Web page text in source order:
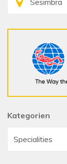
Kategorien